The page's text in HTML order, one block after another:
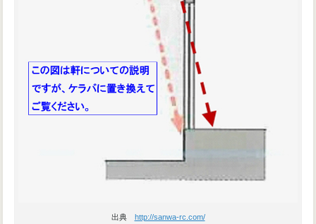
出典 http://sanwa-rc.com/